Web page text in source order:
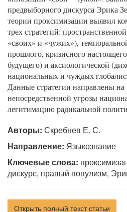
предвыборного дискурса Эрика
теории проксимизации выявил
трех стратегий:
«своих» и «чужих»),
прошлого, кризисного
будущего) и аксиологической
национальных и чуждых
Данные стратегии направлены на
непосредственной угрозы
легитимацию радикальной
Авторы: Скребнев Е. С.
Направление: Языкознание
Ключевые слова:
дискурс, правый популизм,
Открыть полный текст статьи